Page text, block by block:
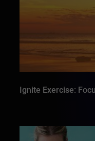
Ignite Exercise: